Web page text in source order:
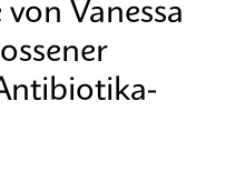
Vanessa